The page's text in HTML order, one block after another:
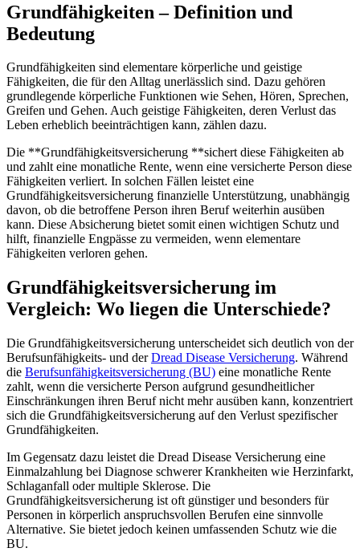
Grundfähigkeiten – Definition und
Bedeutung
Grundfähigkeiten sind elementare körperliche und geistige
Fähigkeiten, die für den Alltag unerlässlich sind. Dazu gehören
grundlegende körperliche Funktionen wie Sehen, Hören, Sprechen,
Greifen und Gehen. Auch geistige Fähigkeiten, deren Verlust das
Leben erheblich beeinträchtigen kann, zählen dazu.
Die **Grundfähigkeitsversicherung **sichert diese Fähigkeiten ab
und zahlt eine monatliche Rente, wenn eine versicherte Person diese
Fähigkeiten verliert. In solchen Fällen leistet eine
Grundfähigkeitsversicherung finanzielle Unterstützung, unabhängig
davon, ob die betroffene Person ihren Beruf weiterhin ausüben
kann. Diese Absicherung bietet somit einen wichtigen Schutz und
hilft, finanzielle Engpässe zu vermeiden, wenn elementare
Fähigkeiten verloren gehen.
Grundfähigkeitsversicherung im
Vergleich: Wo liegen die Unterschiede?
Die Grundfähigkeitsversicherung unterscheidet sich deutlich von der
Berufsunfähigkeits- und derDread Disease Versicherung. Während
die Berufsunfähigkeitsversicherung (BU) eine monatliche Rente
zahlt, wenn die versicherte Person aufgrund gesundheitlicher
Einschränkungen ihren Beruf nicht mehr ausüben kann, konzentriert
sich die Grundfähigkeitsversicherung auf den Verlust spezifischer
Grundfähigkeiten.
Im Gegensatz dazu leistet die Dread Disease Versicherung eine
Einmalzahlung bei Diagnose schwerer Krankheiten wie Herzinfarkt,
Schlaganfall oder multiple Sklerose. Die
Grundfähigkeitsversicherung ist oft günstiger und besonders für
Personen in körperlich anspruchsvollen Berufen eine sinnvolle
Alternative. Sie bietet jedoch keinen umfassenden Schutz wie die
BU.